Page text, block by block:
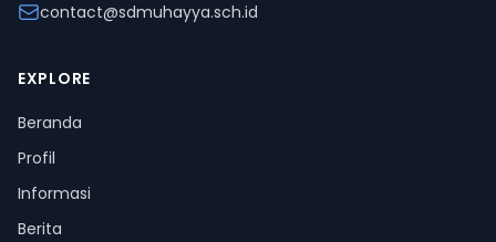
contact@sdmuhayya.sch.id
EXPLORE
Beranda
Profil
Informasi
Berita